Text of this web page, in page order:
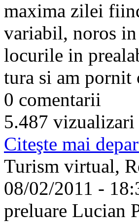
maxima zilei
variabil, noros
locurile in
tura si am pornit
0 comentarii
5.487 vizualizari
Citeşte mai
Turism virtual,
08/02/2011 -
preluare Lucian